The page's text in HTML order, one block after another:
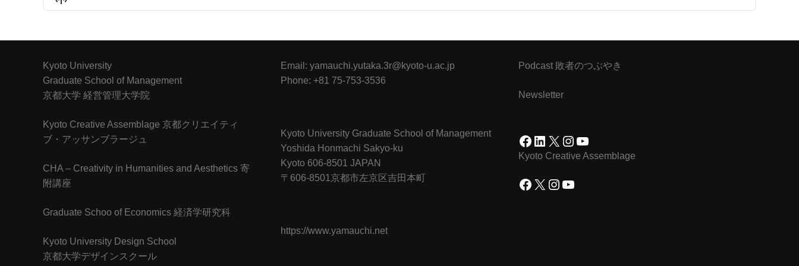
敗者のつぶやき
#73 ラスタファーライ
#72 過去への革命（ベンヤミン）
#71 高市旋風とImmediacy
敗者のつぶやき
LOAD MORE
Kyoto University
Graduate School of Management
京都大学 経営管理大学院
Kyoto Creative Assemblage 京都クリエイティ
ブ・アッサンブラージュ
CHA – Creativity in Humanities and Aesthetics 寄
附講座
Graduate Schoo of Economics 経済学研究科
Kyoto University Design School
京都大学デザインスクール
Email: yamauchi.yutaka.3r@kyoto-u.ac.jp
Phone: +81 75-753-3536
Kyoto University Graduate School of Management
Yoshida Honmachi Sakyo-ku
Kyoto 606-8501 JAPAN
〒606-8501京都市左京区吉田本町
https://www.yamauchi.net
Podcast 敗者のつぶやき
Newsletter
Facebook
LinkedIn
X Instagram
YouTube
Kyoto Creative Assemblage
Facebook
X Instagram
YouTube